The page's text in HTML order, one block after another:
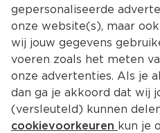
gepersonaliseerde
onze website(s), maar
wij jouw gegevens
voeren zoals het meten
onze advertenties. Als je
dan ga je akkoord dat wij
(versleuteld) kunnen
cookievoorkeuren kun je